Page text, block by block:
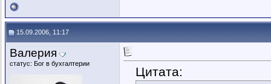
15.09.2006, 11:17
Валерия
статус: Бог в бухгалтерии
Цитата: